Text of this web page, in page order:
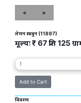
< >
लेमन साबुन (11897)
मूल्यः ₹ 67 प्रति 125
विवरण